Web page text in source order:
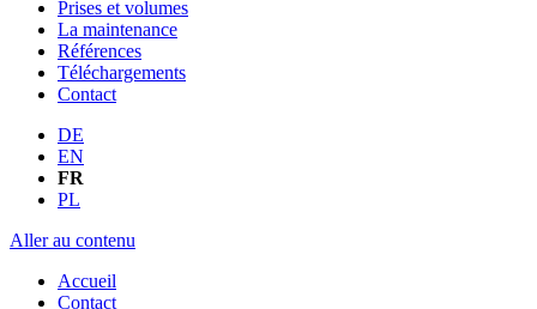
Prises et volumes
La maintenance
Références
Téléchargements
Contact
DE
EN
FR
PL
Aller au contenu
Accueil
Contact